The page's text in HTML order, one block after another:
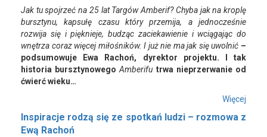
Jak tu spojrzeć na 25 lat Targów Amberif? Chyba jak na kroplę
bursztynu, kapsułę czasu który przemija, a jednocześnie
rozwija się i pięknieje, budząc zaciekawienie i wciągając do
wnętrza coraz więcej miłośników. I już nie ma jak się uwolnić –
podsumowuje Ewa Rachoń, dyrektor projektu.
I tak
historia bursztynowegoAmberifu trwa nieprzerwanie od
ćwierć wieku…
Więcej
Inspiracje rodzą się ze spotkań ludzi – rozmowa z
Ewą Rachoń